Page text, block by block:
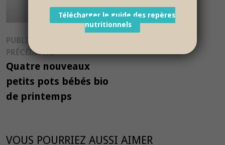
Navigation
de
l’article
PUBLICATION
PRÉCÉDENTEPublication
précédente :
Quatre nouveaux
petits pots bébés bio
de printemps
VOUS POURRIEZ AUSSI AIMER
Télécharger le guide des repères
nutritionnels